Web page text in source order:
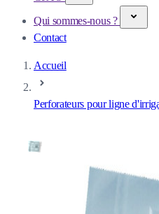
Qui sommes-nous ?
Contact
Accueil
Perforateurs pour ligne